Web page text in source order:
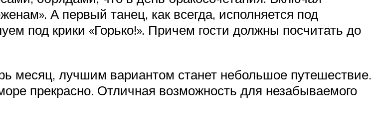
А первый танец, как всегда, исполняется под
под крики «Горько!». Причем гости должны посчитать до
месяц, лучшим вариантом станет небольшое путешествие.
прекрасно. Отличная возможность для незабываемого